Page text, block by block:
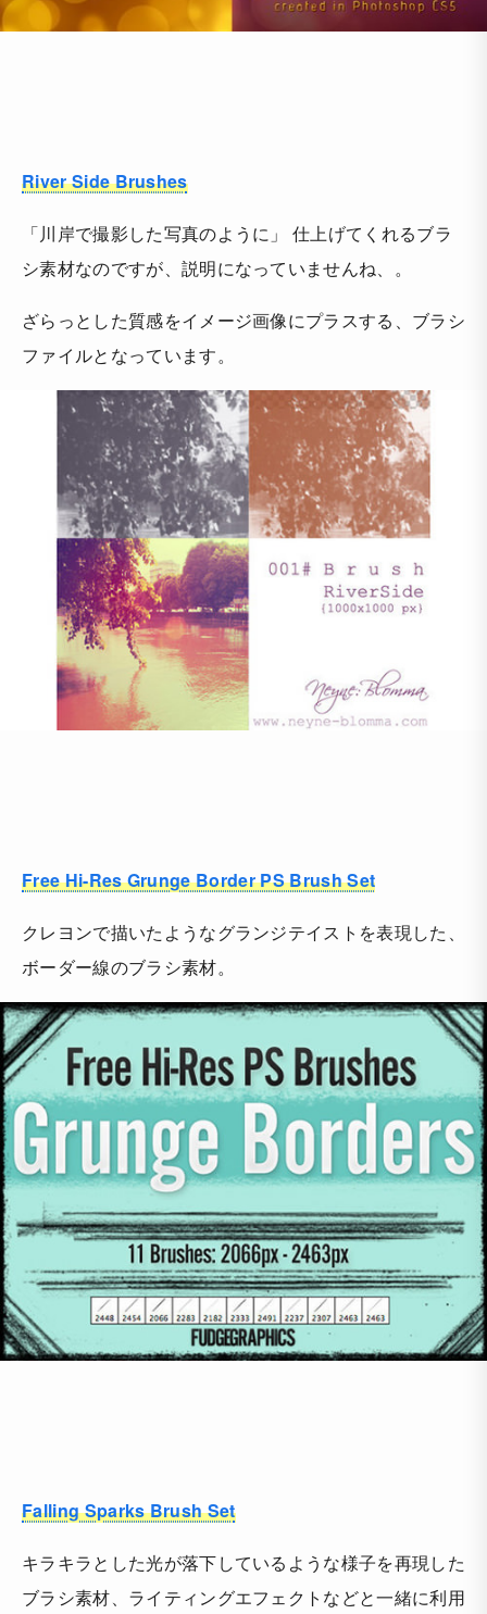
River Side Brushes
「川岸で撮影した写真のように」 仕上げてくれるブラ
シ素材なのですが、説明になっていませんね、。
ざらっとした質感をイメージ画像にプラスする、ブラシ
ファイルとなっています。
Free Hi-Res Grunge Border PS Brush Set
クレヨンで描いたようなグランジテイストを表現した、
ボーダー線のブラシ素材。
Falling Sparks Brush Set
キラキラとした光が落下しているような様子を再現した
ブラシ素材、ライティングエフェクトなどと一緒に利用